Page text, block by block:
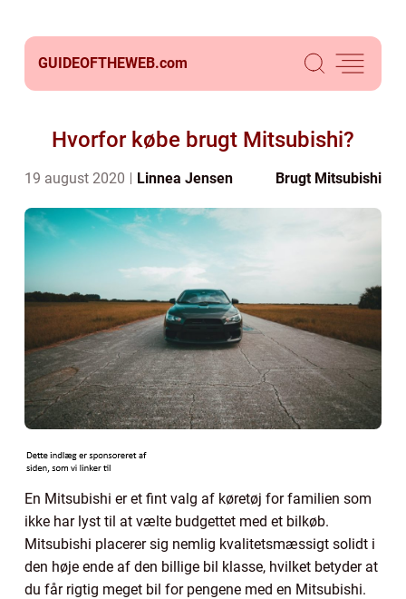
GUIDEOFTHEWEB.com
Hvorfor købe brugt Mitsubishi?
19 august 2020 Linnea Jensen Brugt Mitsubishi
En Mitsubishi er et fint valg af køretøj for familien som
ikke har lyst til at vælte budgettet med et bilkøb.
Mitsubishi placerer sig nemlig kvalitetsmæssigt solidt i
den høje ende af den billige bil klasse, hvilket betyder at
du får rigtig meget bil for pengene med en Mitsubishi.